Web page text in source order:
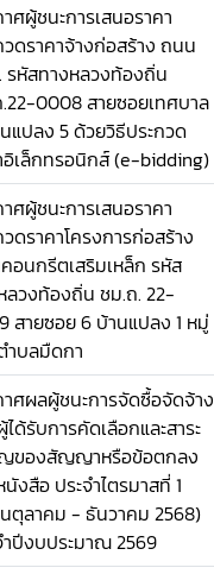
าศผู้ชนะการเสนอราคา
วดราคาจ้างก่อสร้าง ถนน
รหัสทางหลวงท้องถิ่น
0008 สายซอยเทศบาล
แปลง 5 ด้วยวิธีประกวด
อิเล็กทรอนิกส์ (e-bidding)
าศผู้ชนะการเสนอราคา
วดราคาโครงการก่อสร้าง
อนกรีตเสริมเหล็ก รหัส
ลวงท้องถิ่น ชม.ถ. 22-
สายซอย 6 บ้านแปลง 1 หมู่
ำบลมืดกา
าศผลผู้ชนะการจัดซื้อจัดจ้าง
ได้รับการคัดเลือกและสาระ
ของสัญญาหรือข้อตกลง
นังสือ ประจำไตรมาสที่ 1
ตุลาคม - ธันวาคม 2568)
ำปีงบประมาณ 2569